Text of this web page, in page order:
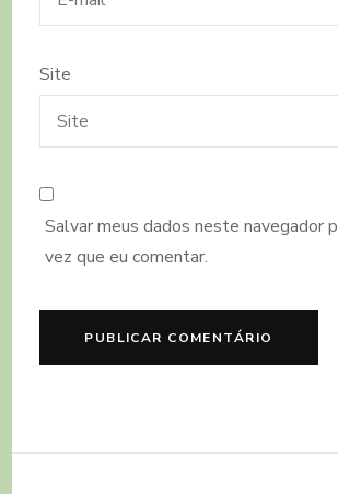
Site
Salvar meus dados neste navegador
vez que eu comentar.